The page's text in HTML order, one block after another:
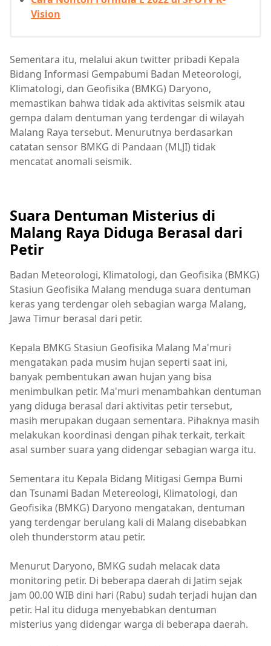
Vision
Sementara itu, melalui akun twitter pribadi Kepala
Bidang Informasi Gempabumi Badan Meteorologi,
Klimatologi, dan Geofisika (BMKG) Daryono,
memastikan bahwa tidak ada aktivitas seismik atau
gempa dalam dentuman yang terdengar di wilayah
Malang Raya tersebut. Menurutnya berdasarkan
catatan sensor BMKG di Pandaan (MLJI) tidak
mencatat anomali seismik.
Suara Dentuman Misterius di
Malang Raya Diduga Berasal dari
Petir
Badan Meteorologi, Klimatologi, dan Geofisika (BMKG)
Stasiun Geofisika Malang menduga suara dentuman
keras yang terdengar oleh sebagian warga Malang,
Jawa Timur berasal dari petir.
Kepala BMKG Stasiun Geofisika Malang Ma'muri
mengatakan pada musim hujan seperti saat ini,
banyak pembentukan awan hujan yang bisa
menimbulkan petir. Ma'muri menambahkan dentuman
yang diduga berasal dari aktivitas petir tersebut,
masih merupakan dugaan sementara. Pihaknya masih
melakukan koordinasi dengan pihak terkait, terkait
asal sumber suara yang didengar sebagian warga itu.
Sementara itu Kepala Bidang Mitigasi Gempa Bumi
dan Tsunami Badan Metereologi, Klimatologi, dan
Geofisika (BMKG) Daryono mengatakan, dentuman
yang terdengar berulang kali di Malang disebabkan
oleh thunderstorm atau petir.
Menurut Daryono, BMKG sudah melacak data
monitoring petir. Di beberapa daerah di Jatim sejak
jam 00.00 WIB dini hari (Rabu) sudah terjadi hujan dan
petir. Hal itu diduga menyebabkan dentuman
misterius yang didengar warga di beberapa daerah.